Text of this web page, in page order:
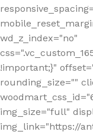
wd_z_index="no"
!important;}"
rounding_size=""
img_size="full"
img_link="https://